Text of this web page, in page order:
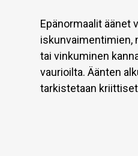
Epänormaalit äänet
iskunvaimentimien,
tai vinkuminen
vaurioilta. Äänten
tarkistetaan